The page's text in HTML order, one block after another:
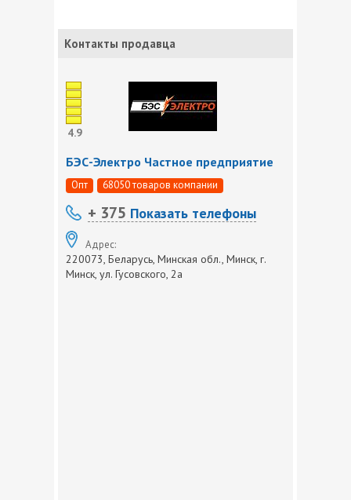
Контакты продавца
4.9
БЭС-Электро Частное предприятие
Опт 68050 товаров компании
+ 375 Показать телефоны
Адрес:
220073, Беларусь, Минская обл., Минск, г.
Минск, ул. Гусовского, 2а